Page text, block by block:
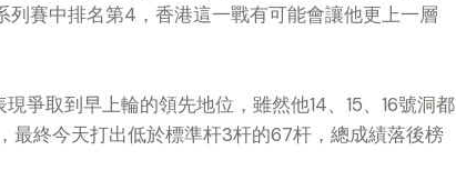
賽中排名第4，香港這一戰有可能會讓他更上一層
爭取到早上輪的領先地位，雖然他14、15、16號洞都
最終今天打出低於標準杆3杆的67杆，總成績落後榜